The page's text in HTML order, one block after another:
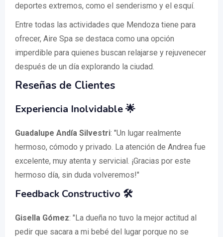
deportes extremos, como el senderismo y el esquí.
Entre todas las actividades que Mendoza tiene para
ofrecer, Aire Spa se destaca como una opción
imperdible para quienes buscan relajarse y rejuvenecer
después de un día explorando la ciudad.
Reseñas de Clientes
Experiencia Inolvidable 🌟
Guadalupe Andía Silvestri: "Un lugar realmente
hermoso, cómodo y privado. La atención de Andrea fue
excelente, muy atenta y servicial. ¡Gracias por este
hermoso día, sin duda volveremos!"
Feedback Constructivo 🛠️
Gisella Gómez: "La dueña no tuvo la mejor actitud al
pedir que sacara a mi bebé del lugar porque no se